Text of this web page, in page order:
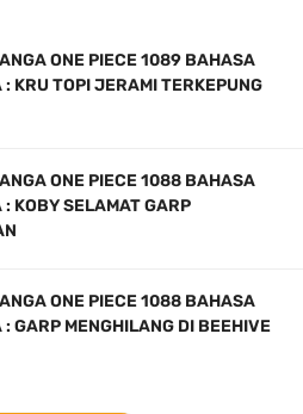
Mudah Untuk Menjadi Cemilan
Keluarga
Hindia
Bulan
ONE PIECE 1089 BAHASA
: KRU TOPI JERAMI TERKEPUNG
ONE PIECE 1088 BAHASA
: KOBY SELAMAT GARP
ONE PIECE 1088 BAHASA
: GARP MENGHILANG DI BEEHIVE